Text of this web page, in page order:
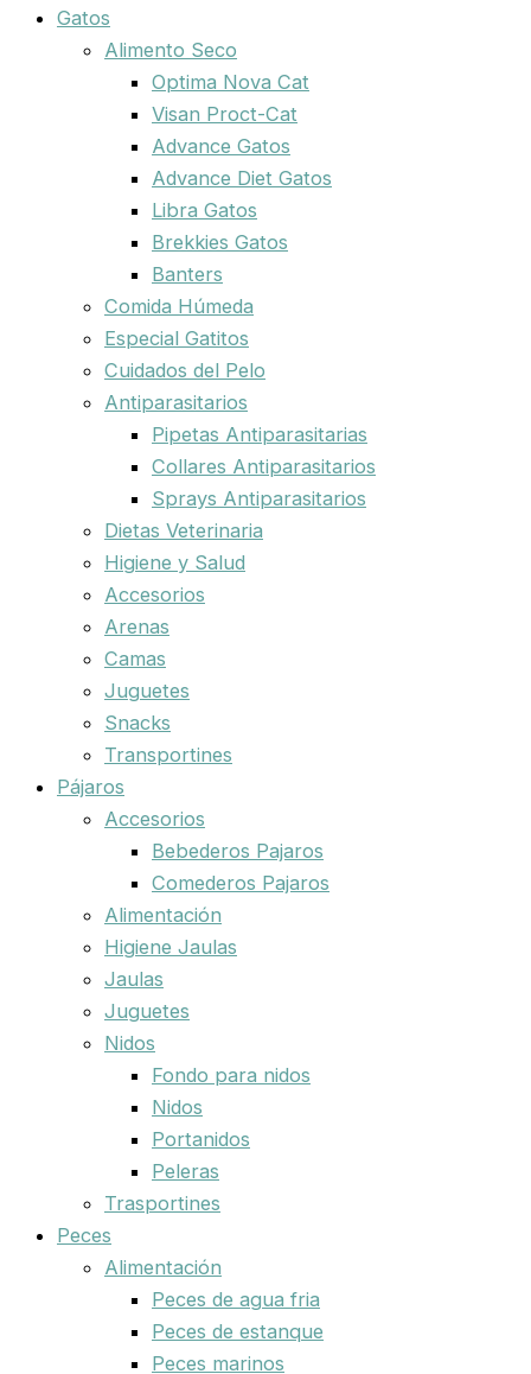
Gatos
Alimento Seco
Optima Nova Cat
Visan Proct-Cat
Advance Gatos
Advance Diet Gatos
Libra Gatos
Brekkies Gatos
Banters
Comida Húmeda
Especial Gatitos
Cuidados del Pelo
Antiparasitarios
Pipetas Antiparasitarias
Collares Antiparasitarios
Sprays Antiparasitarios
Dietas Veterinaria
Higiene y Salud
Accesorios
Arenas
Camas
Juguetes
Snacks
Transportines
Pájaros
Accesorios
Bebederos Pajaros
Comederos Pajaros
Alimentación
Higiene Jaulas
Jaulas
Juguetes
Nidos
Fondo para nidos
Nidos
Portanidos
Peleras
Trasportines
Peces
Alimentación
Peces de agua fria
Peces de estanque
Peces marinos